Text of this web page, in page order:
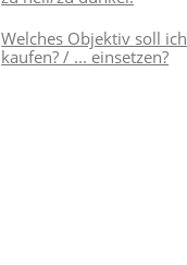
Welches Objektiv soll ich
kaufen? / ... einsetzen?